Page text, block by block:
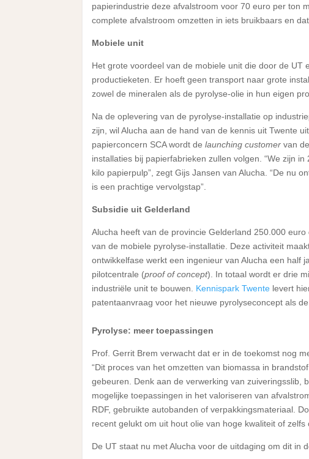
papierindustrie deze afvalstroom voor 70 euro per ton
complete afvalstroom omzetten in iets bruikbaars en
Mobiele unit
Het grote voordeel van de mobiele unit die door de UT
productieketen. Er hoeft geen transport naar grote
zowel de mineralen als de pyrolyse-olie in hun eigen
Na de oplevering van de pyrolyse-installatie op
zijn, wil Alucha aan de hand van de kennis uit Twente
papierconcern SCA wordt delaunching customer van
installaties bij papierfabrieken zullen volgen. “We zijn
kilo papierpulp”, zegt Gijs Jansen van Alucha. “De nu
is een prachtige vervolgstap”.
Subsidie uit Gelderland
Alucha heeft van de provincie Gelderland 250.000
van de mobiele pyrolyse-installatie. Deze activiteit
ontwikkelfase werkt een ingenieur van Alucha een half
pilotcentrale (proof of concept). In totaal wordt er drie
industriële unit te bouwen. Kennispark Twente levert
patentaanvraag voor het nieuwe pyrolyseconcept als
Pyrolyse: meer toepassingen
Prof. Gerrit Brem verwacht dat er in de toekomst nog
“Dit proces van het omzetten van biomassa in
gebeuren. Denk aan de verwerking van zuiveringsslib,
mogelijke toepassingen in het valoriseren van
RDF, gebruikte autobanden of verpakkingsmateriaal.
recent gelukt om uit hout olie van hoge kwaliteit of zelfs
De UT staat nu met Alucha voor de uitdaging om dit in